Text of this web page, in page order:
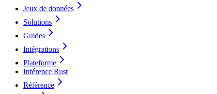
Jeux de données
Solutions
Guides
Intégrations
Plateforme
Inférence Rust
Référence